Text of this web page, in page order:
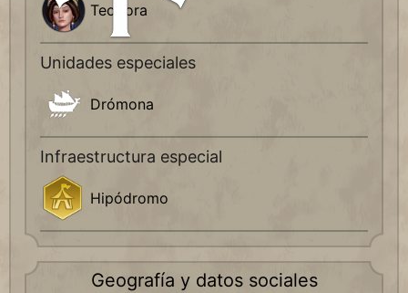
Teodora
Unidades especiales
Drómona
Infraestructura especial
Hipódromo
Geografía y datos sociales